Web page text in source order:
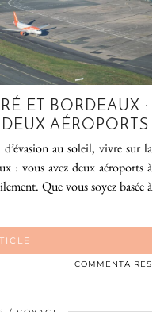
ET BORDEAUX :
AÉROPORTS
au soleil, vivre sur la
: vous avez deux aéroports à
Que vous soyez basée à
COMMENTAIRES